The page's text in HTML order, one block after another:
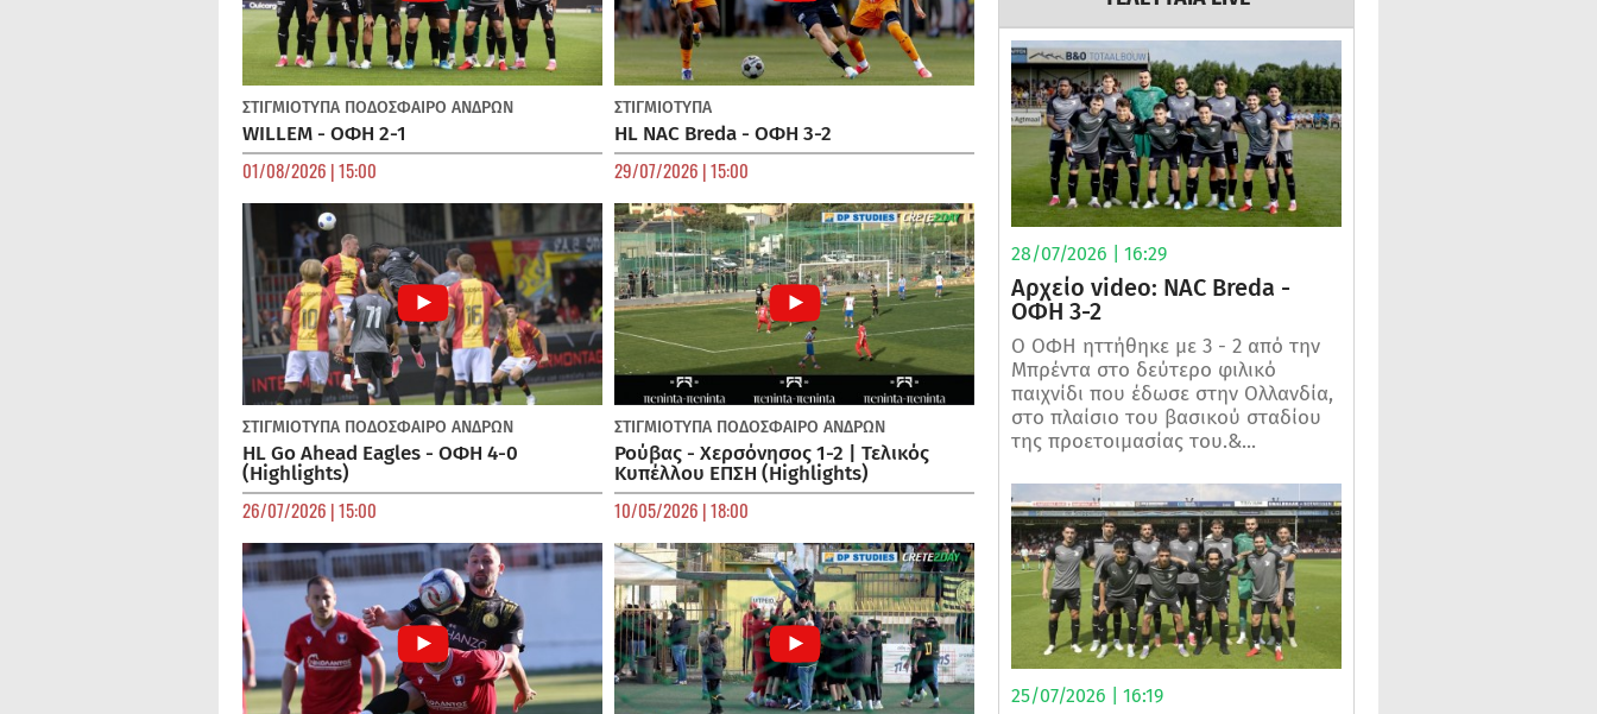
ΣΤΙΓΜΙΟΤΥΠΑ ΠΟΔΌΣΦΑΙΡΟ ΑΝΔΡΏΝ
WILLEM - ΟΦΗ 2-1
01/08/2026 | 15:00
ΣΤΙΓΜΙΟΤΥΠΑ
HL NAC Breda - ΟΦΗ 3-2
29/07/2026 | 15:00
ΣΤΙΓΜΙΟΤΥΠΑ ΠΟΔΌΣΦΑΙΡΟ ΑΝΔΡΏΝ
HL Go Ahead Eagles - ΟΦΗ 4-0
(Highlights)
26/07/2026 | 15:00
ΣΤΙΓΜΙΟΤΥΠΑ ΠΟΔΌΣΦΑΙΡΟ ΑΝΔΡΏΝ
Ρούβας - Χερσόνησος 1-2 | Τελικός
Κυπέλλου ΕΠΣΗ (Highlights)
10/05/2026 | 18:00
28/07/2026 | 16:29
Αρχείο video: NAC Breda -
ΟΦΗ 3-2
Ο ΟΦΗ ηττήθηκε με 3 - 2 από την
Μπρέντα στο δεύτερο φιλικό
παιχνίδι που έδωσε στην Ολλανδία,
στο πλαίσιο του βασικού σταδίου
της προετοιμασίας του.&...
25/07/2026 | 16:19